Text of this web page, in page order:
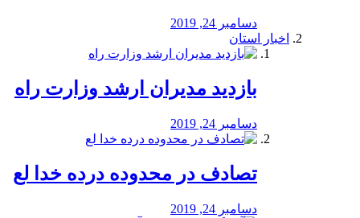
دسامبر 24, 2019
اخبار استان
بازدید مدیران ارشد وزارت راه
دسامبر 24, 2019
تصادف در محدوده درده خدا لع
دسامبر 24, 2019